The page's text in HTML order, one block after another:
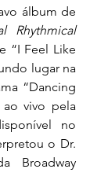
álbum de
Rhythmical
“I Feel Like
lugar na
“Dancing
ao vivo pela
no
o Dr.